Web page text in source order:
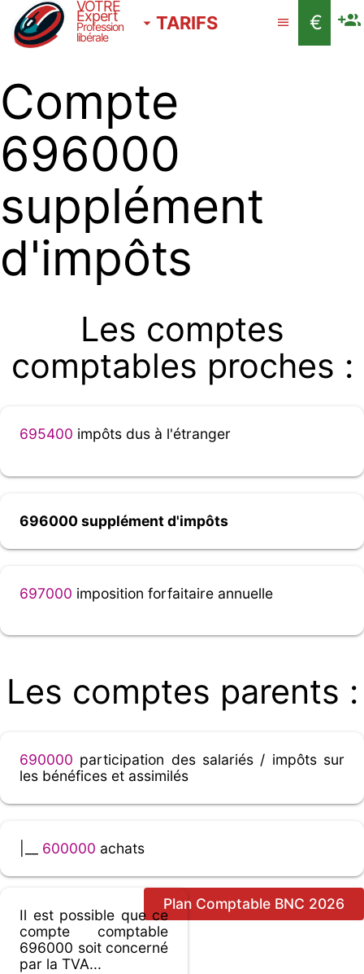
VOTRE
Expert
Profession
libérale
TARIFS €
Compte
696000
supplément
d'impôts
Les comptes
comptables proches :
695400 impôts dus à l'étranger
696000 supplément d'impôts
697000 imposition forfaitaire annuelle
Les comptes parents :
690000 participation des salariés / impôts sur
les bénéfices et assimilés
600000 achats
Plan Comptable BNC 2026
Il est possible que ce
compte comptable
696000 soit concerné
par la TVA...